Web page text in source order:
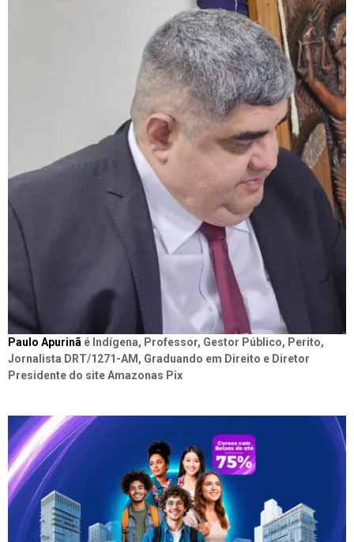
Paulo Apurinã é Indígena, Professor, Gestor Público, Perito,
Jornalista DRT/1271-AM, Graduando em Direito e Diretor
Presidente do site Amazonas Pix